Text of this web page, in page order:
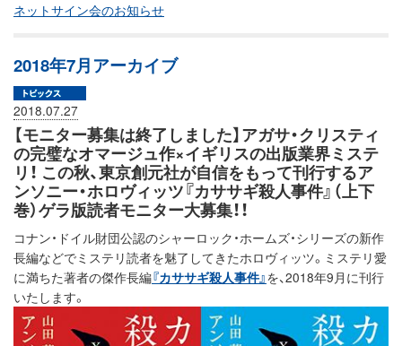
ネットサイン会のお知らせ
2018年7月アーカイブ
2018.07.27
【モニター募集は終了しました】アガサ・クリスティ
の完璧なオマージュ作×イギリスの出版業界ミステ
リ！ この秋、東京創元社が自信をもって刊行するア
ンソニー・ホロヴィッツ『カササギ殺人事件』（上下
巻）ゲラ版読者モニター大募集！！
コナン・ドイル財団公認のシャーロック・ホームズ・シリーズの新作
長編などでミステリ読者を魅了してきたホロヴィッツ。ミステリ愛
に満ちた著者の傑作長編『カササギ殺人事件』を、2018年9月に刊行
いたします。